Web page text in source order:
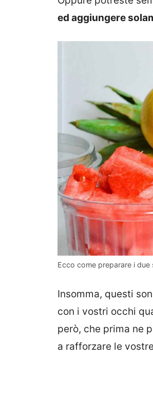
ed aggiungere
Ecco come preparare i
Insomma, questi
con i vostri occhi
però, che prima ne
a rafforzare le